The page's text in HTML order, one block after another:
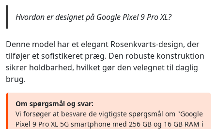
Hvordan er designet på Google Pixel 9 Pro XL?
Denne model har et elegant Rosenkvarts-design, der
tilføjer et sofistikeret præg. Den robuste konstruktion
sikrer holdbarhed, hvilket gør den velegnet til daglig
brug.
Om spørgsmål og svar:
Vi forsøger at besvare de vigtigste spørgsmål om "Google
Pixel 9 Pro XL 5G smartphone med 256 GB og 16 GB RAM i